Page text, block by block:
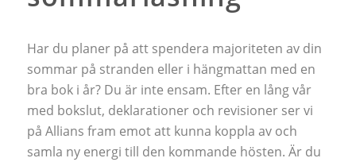
Har du planer på att spendera majoriteten av din
sommar på stranden eller i hängmattan med en
bra bok i år? Du är inte ensam. Efter en lång vår
med bokslut, deklarationer och revisioner ser vi
på Allians fram emot att kunna koppla av och
samla ny energi till den kommande hösten. Är du